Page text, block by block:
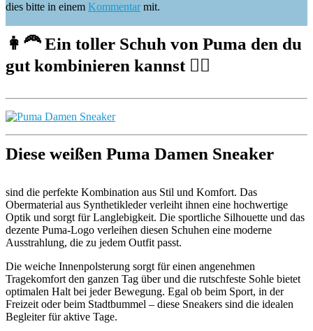
dies bitte in einem Kommentarmit.
👩‍🦰 Ein toller Schuh von Puma den du
gut kombinieren kannst 🙆‍♀️
Diese weißen Puma Damen Sneaker
sind die perfekte Kombination aus Stil und Komfort. Das
Obermaterial aus Synthetikleder verleiht ihnen eine hochwertige
Optik und sorgt für Langlebigkeit. Die sportliche Silhouette und das
dezente Puma-Logo verleihen diesen Schuhen eine moderne
Ausstrahlung, die zu jedem Outfit passt.
Die weiche Innenpolsterung sorgt für einen angenehmen
Tragekomfort den ganzen Tag über und die rutschfeste Sohle bietet
optimalen Halt bei jeder Bewegung. Egal ob beim Sport, in der
Freizeit oder beim Stadtbummel – diese Sneakers sind die idealen
Begleiter für aktive Tage.